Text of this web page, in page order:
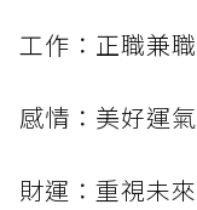
工作：正職兼
感情：美好運
財運：重視未